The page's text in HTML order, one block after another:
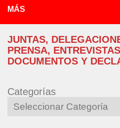
MÁS
JUNTAS,
PRENSA,
DOCUMENTOS Y
Categorías